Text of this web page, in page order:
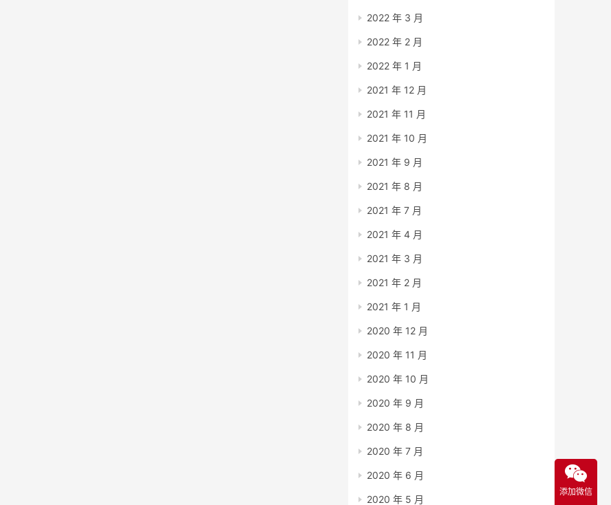
2022 年 3 月
2022 年 2 月
2022 年 1 月
2021 年 12 月
2021 年 11 月
2021 年 10 月
2021 年 9 月
2021 年 8 月
2021 年 7 月
2021 年 4 月
2021 年 3 月
2021 年 2 月
2021 年 1 月
2020 年 12 月
2020 年 11 月
2020 年 10 月
2020 年 9 月
2020 年 8 月
2020 年 7 月
2020 年 6 月
2020 年 5 月
添加微信